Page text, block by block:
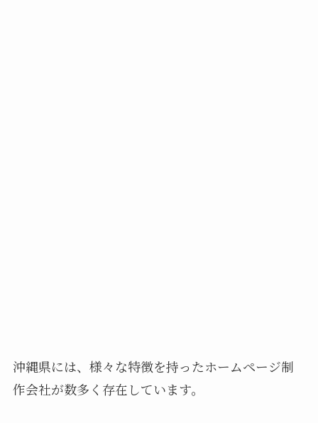
沖縄県には、様々な特徴を持ったホームページ制
作会社が数多く存在しています。